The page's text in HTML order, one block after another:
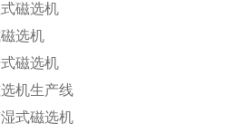
磁选机
选机
磁选机
机生产线
式磁选机